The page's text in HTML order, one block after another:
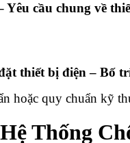
cầu chung về
thiết bị điện – Bố
hoặc quy chuẩn kỹ
Thống